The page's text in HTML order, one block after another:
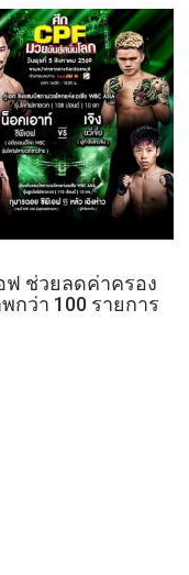
ฟ ช่วยลดค่าครอง
ว่า 100 รายการ